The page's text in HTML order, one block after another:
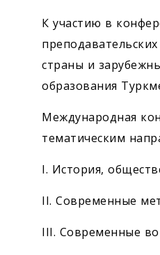
К участию в
страны и
образования
Международная
тематическим
I. История,
II. Современные
III. Современные